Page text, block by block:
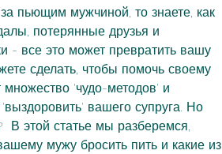
пьющим мужчиной, то знаете, как
потерянные друзья и
- все это может превратить вашу
сделать, чтобы помочь своему
множество 'чудо-методов' и
вашего супруга. Но
В этой статье мы разберемся,
мужу бросить пить и какие из